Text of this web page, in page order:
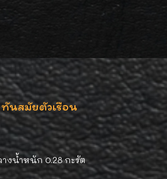
นสมัยตัวเรือน
างน้ำหนัก 0.28 กะรัต